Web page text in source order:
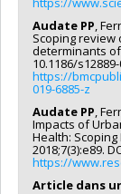
Audate PP,
Scoping
determinants of
10.1186/
https://
019-6885-z
Audate PP,
Impacts of
Health: Scoping
2018;7(3):e89.
https://
Article dans